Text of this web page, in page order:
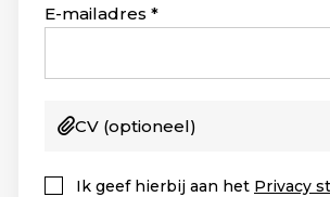
+1
E-mailadres
CV (optioneel)
Ik geef hierbij aan het Privacy